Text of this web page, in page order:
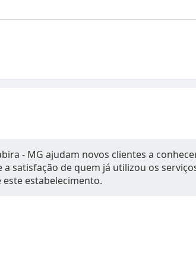
- MG ajudam novos clientes a
satisfação de quem já utilizou os
estabelecimento.